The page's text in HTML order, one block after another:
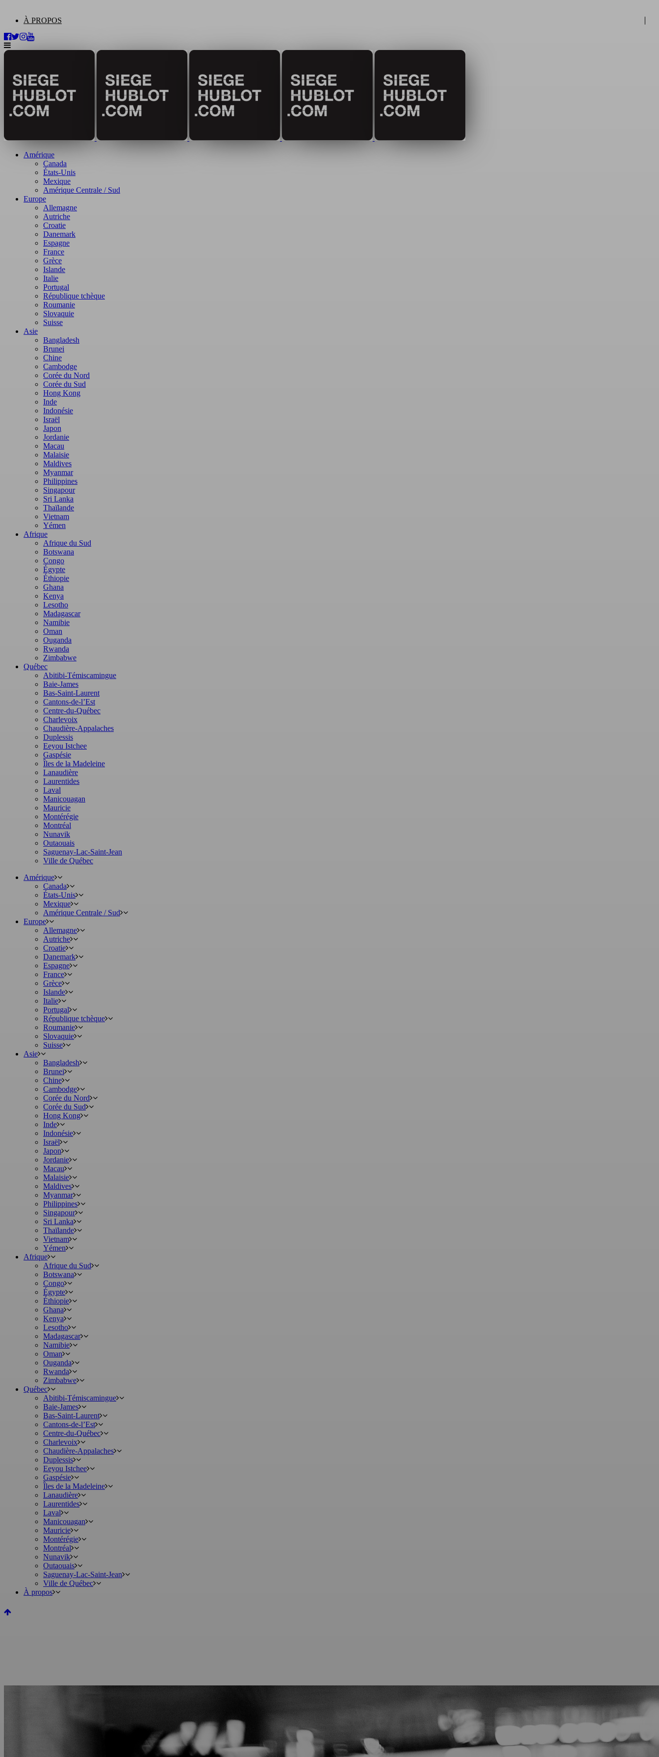
À PROPOS
Amérique
Canada
États-Unis
Mexique
Amérique Centrale / Sud
Europe
Allemagne
Autriche
Croatie
Danemark
Espagne
France
Grèce
Islande
Italie
Portugal
République tchèque
Roumanie
Slovaquie
Suisse
Asie
Bangladesh
Brunei
Chine
Cambodge
Corée du Nord
Corée du Sud
Hong Kong
Inde
Indonésie
Israël
Japon
Jordanie
Macau
Malaisie
Maldives
Myanmar
Philippines
Singapour
Sri Lanka
Thaïlande
Vietnam
Yémen
Afrique
Afrique du Sud
Botswana
Congo
Égypte
Éthiopie
Ghana
Kenya
Lesotho
Madagascar
Namibie
Oman
Ouganda
Rwanda
Zimbabwe
Québec
Abitibi-Témiscamingue
Baie-James
Bas-Saint-Laurent
Cantons-de-l’Est
Centre-du-Québec
Charlevoix
Chaudière-Appalaches
Duplessis
Eeyou Istchee
Gaspésie
Îles de la Madeleine
Lanaudière
Laurentides
Laval
Manicouagan
Mauricie
Montérégie
Montréal
Nunavik
Outaouais
Saguenay-Lac-Saint-Jean
Ville de Québec
Amérique
Canada
États-Unis
Mexique
Amérique Centrale / Sud
Europe
Allemagne
Autriche
Croatie
Danemark
Espagne
France
Grèce
Islande
Italie
Portugal
République tchèque
Roumanie
Slovaquie
Suisse
Asie
Bangladesh
Brunei
Chine
Cambodge
Corée du Nord
Corée du Sud
Hong Kong
Inde
Indonésie
Israël
Japon
Jordanie
Macau
Malaisie
Maldives
Myanmar
Philippines
Singapour
Sri Lanka
Thaïlande
Vietnam
Yémen
Afrique
Afrique du Sud
Botswana
Congo
Égypte
Éthiopie
Ghana
Kenya
Lesotho
Madagascar
Namibie
Oman
Ouganda
Rwanda
Zimbabwe
Québec
Abitibi-Témiscamingue
Baie-James
Bas-Saint-Laurent
Cantons-de-l’Est
Centre-du-Québec
Charlevoix
Chaudière-Appalaches
Duplessis
Eeyou Istchee
Gaspésie
Îles de la Madeleine
Lanaudière
Laurentides
Laval
Manicouagan
Mauricie
Montérégie
Montréal
Nunavik
Outaouais
Saguenay-Lac-Saint-Jean
Ville de Québec
À propos